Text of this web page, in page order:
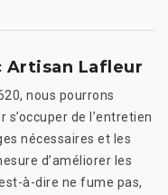
Artisan Lafleur
nous pourrons
de l’entretien
nécessaires et les
d’améliorer les
à-dire ne fume pas,